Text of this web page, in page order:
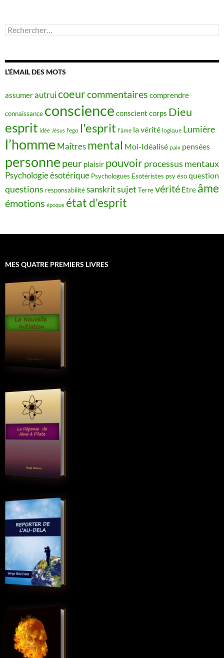
Rechercher :
L’ÉMAIL DES MOTS
assumerautruicoeurcommentaires comprendre
connaissance conscience conscient corps Dieu
esprit idée Jésus l'ego l'esprit l'âme la vérité logique Lumière
l’homme Maîtres mental Moi-Idéalisé paix pensées
personne peur plaisir pouvoirprocessus mentaux
Psychologie ésotérique Psychologues Esotéristes psy ésoquestion
questions responsabilitésanskritsujet Terrevérité Être âme
émotions époque état d'esprit
MES QUATRE PREMIERS LIVRES